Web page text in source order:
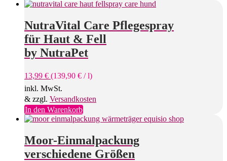
NutraVital Care Pflegespray
für Haut & Fell
by NutraPet
13,99 € (139,90 € /l)
inkl. MwSt.
& zzgl. Versandkosten
In den Warenkorb
Moor-Einmalpackung
verschiedene Größen